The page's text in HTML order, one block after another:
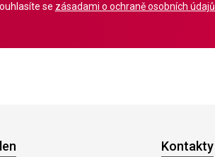
se zásadami o ochraně osobních údajů.
Kontakty